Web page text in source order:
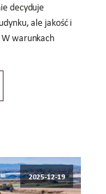
decyduje
ale jakość i
warunkach
2025-12-19